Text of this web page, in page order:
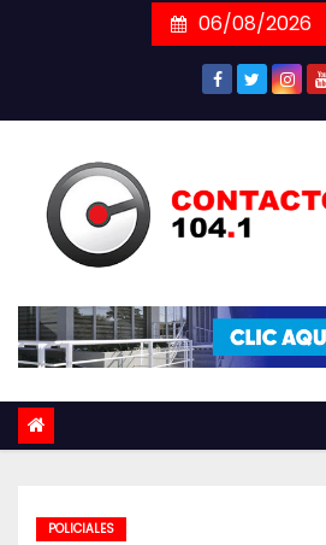
06/08/2026
POLICIALES